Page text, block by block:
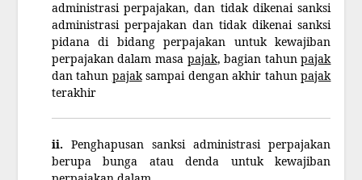
administrasi perpajakan, dan tidak dikenai sanksi
administrasi perpajakan dan tidak dikenai sanksi
pidana di bidang perpajakan untuk kewajiban
perpajakan dalam masa pajak, bagian tahunpajak
dan tahun pajaksampai dengan akhir tahunpajak
terakhir
ii.Penghapusan sanksi administrasi perpajakan
berupa bunga atau denda untuk kewajiban